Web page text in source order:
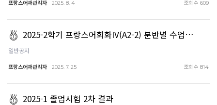
프랑스어과관리자 2025. 8. 4 조회수 609
2025-2학기 프랑스어회화IV(A2-2) 분반별 수업…
일반공지
프랑스어과관리자 2025. 7. 25 조회수 814
2025-1 졸업시험 2차 결과